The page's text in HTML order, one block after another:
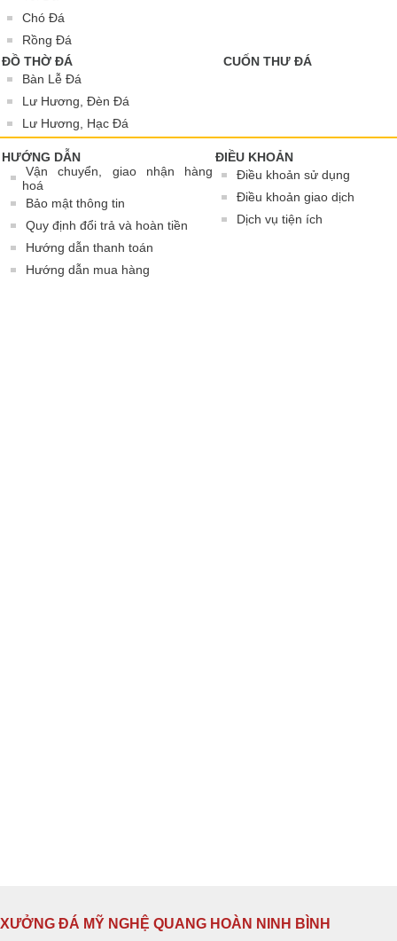
Chó Đá
Rồng Đá
ĐỒ THỜ ĐÁ
Bàn Lễ Đá
Lư Hương, Đèn Đá
Lư Hương, Hạc Đá
CUỐN THƯ ĐÁ
HƯỚNG DẪN
Vận chuyển, giao nhận hàng
hoá
Bảo mật thông tin
Quy định đổi trả và hoàn tiền
Hướng dẫn thanh toán
Hướng dẫn mua hàng
ĐIỀU KHOẢN
Điều khoản sử dụng
Điều khoản giao dịch
Dịch vụ tiện ích
XƯỞNG ĐÁ MỸ NGHỆ QUANG HOÀN NINH BÌNH